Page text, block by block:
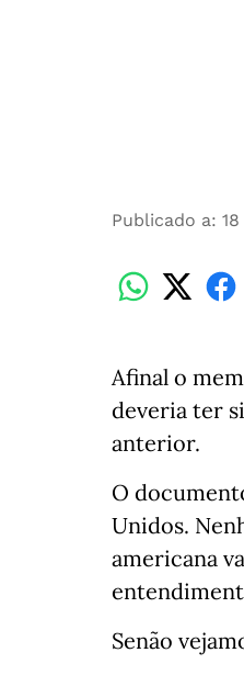
Publicado a:
Afinal o
deveria ter
anterior.
O
Unidos.
americana
Senão